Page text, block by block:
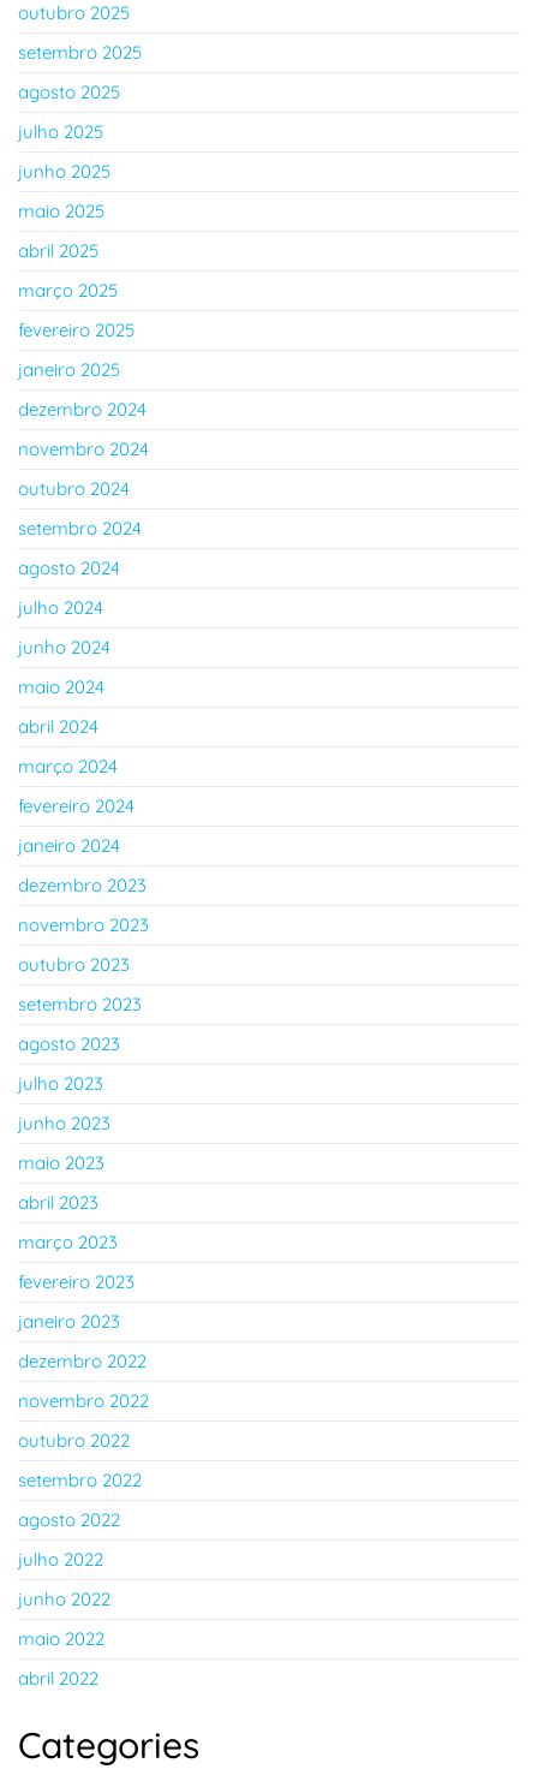
outubro 2025
setembro 2025
agosto 2025
julho 2025
junho 2025
maio 2025
abril 2025
março 2025
fevereiro 2025
janeiro 2025
dezembro 2024
novembro 2024
outubro 2024
setembro 2024
agosto 2024
julho 2024
junho 2024
maio 2024
abril 2024
março 2024
fevereiro 2024
janeiro 2024
dezembro 2023
novembro 2023
outubro 2023
setembro 2023
agosto 2023
julho 2023
junho 2023
maio 2023
abril 2023
março 2023
fevereiro 2023
janeiro 2023
dezembro 2022
novembro 2022
outubro 2022
setembro 2022
agosto 2022
julho 2022
junho 2022
maio 2022
abril 2022
Categories